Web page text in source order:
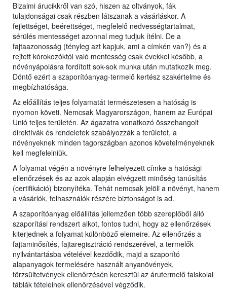
Bizalmi árucikkről van szó, hiszen az oltványok, fák
tulajdonságai csak részben látszanak a vásárláskor. A
fejlettséget, beérettséget, megfelelő nedvességtartalmat,
sérülés mentességet azonnal meg tudjuk ítélni. De a
fajtaazonosság (tényleg azt kapjuk, ami a címkén van?) és a
rejtett kórokozóktól való mentesség csak évekkel később, a
növényápolásra fordított sok-sok munka után mutatkozik meg.
Döntő ezért a szaporítóanyag-termelő kertész szakértelme és
megbízhatósága.
Az előállítás teljes folyamatát természetesen a hatóság is
nyomon követi. Nemcsak Magyarországon, hanem az Európai
Unió teljes területén. Az ágazatra vonatkozó összehangolt
direktívák és rendeletek szabályozzák a területet, a
növényeknek minden tagországban azonos követelményeknek
kell megfelelniük.
A folyamat végén a növényre felhelyezett címke a hatósági
ellenőrzések és az azok alapján elvégzett minőség tanúsítás
(certifikáció) bizonyítéka. Tehát nemcsak jelöli a növényt, hanem
a vásárlók, felhasználók részére biztonságot is ad.
A szaporítóanyag előállítás jellemzően több szereplőből álló
szaporítási rendszert alkot, fontos tudni, hogy az ellenőrzések
kiterjednek a folyamat különböző elemeire. Az ellenőrzés a
fajtaminősítés, fajtaregisztráció rendszerével, a termelők
nyilvántartásba vételével kezdődik, majd a szaporító
alapanyagok termelésére használt anyanövények,
törzsültetvények ellenőrzésén keresztül az árutermelő faiskolai
táblák tételeinek ellenőrzésével végződik.